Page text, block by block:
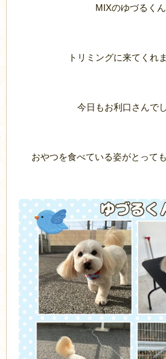
MIXのゆづるくん
トリミングに来てくれ
今日もお利口さんで
おやつを食べている姿がとって